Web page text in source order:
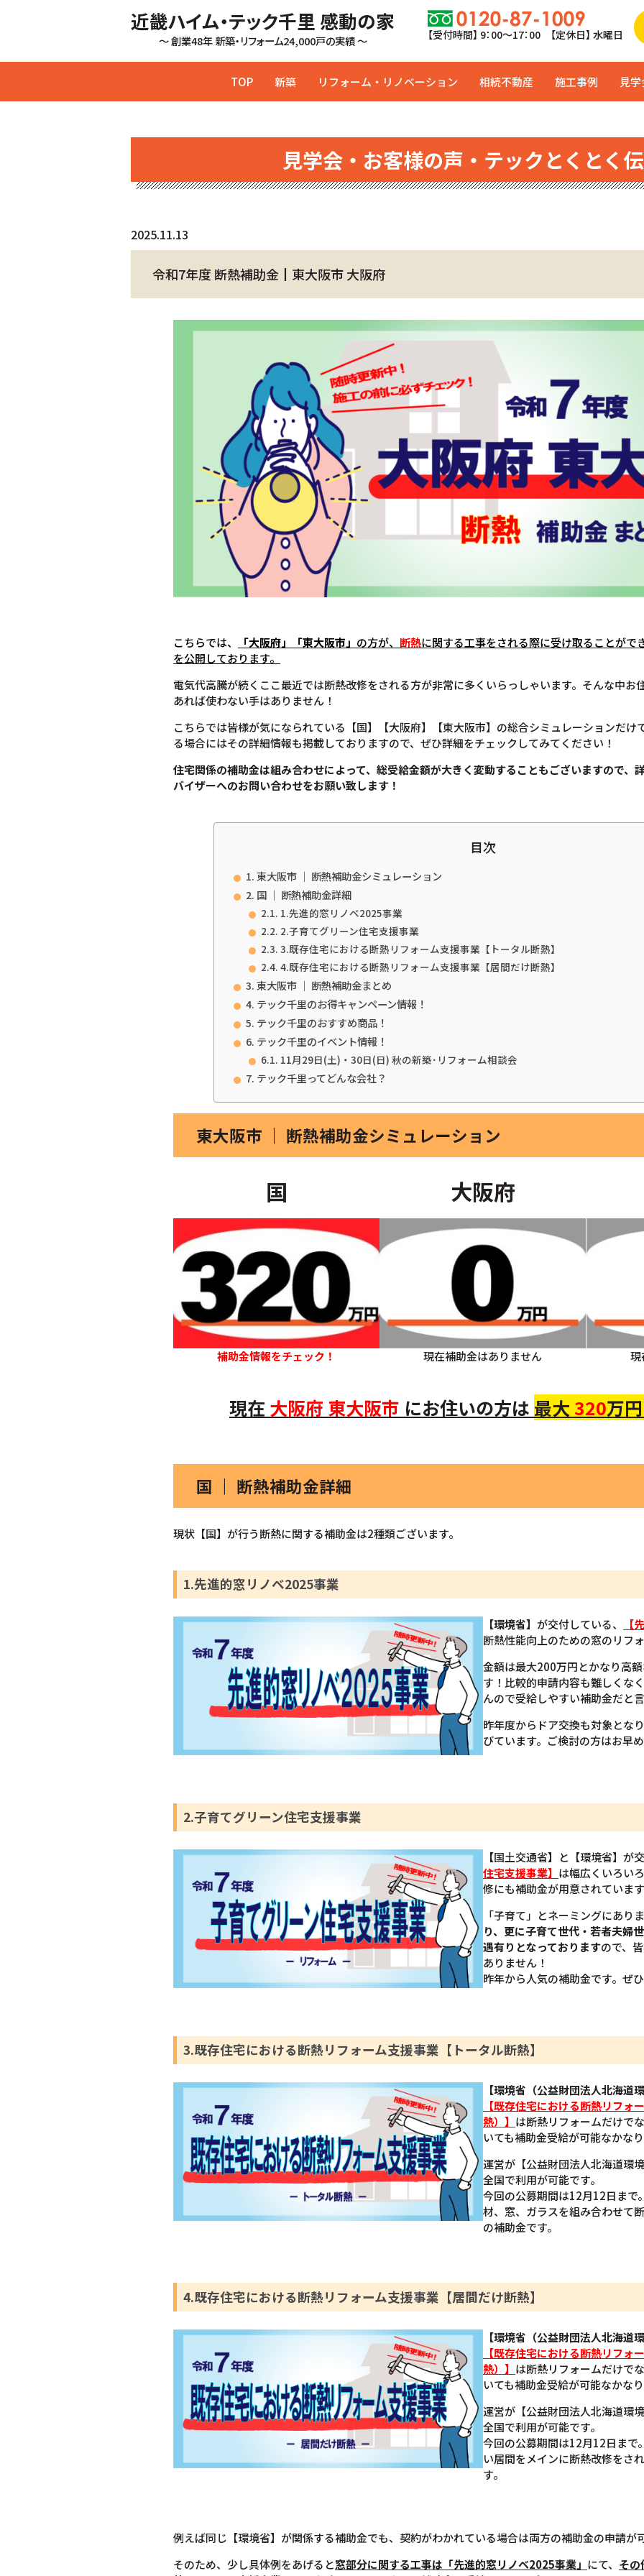
近畿ハイム・テック千里 感動の家
～ 創業48年 新築・リフォーム24,000戸の実績 ～ 【受付時間】 9：00〜17：00 【定休日】 水曜日
TOP 新築 リフォーム・リノベーション 相続不動産 施工事例 見
見学会・お客様の声・テックとくとく
2025.11.13
令和7年度 断熱補助金┃東大阪市 大阪府
こちらでは、 「大阪府」「東大阪市」 の方が、 断熱に関する工事をされる際に受け取ることがで
を公開しております。
電気代高騰が続くここ最近では断熱改修をされる方が非常に多くいらっしゃいます。そんな中お
あれば使わない手はありません！
こちらでは皆様が気になられている【国】【大阪府】【東大阪市】の総合シミュレーションだけ
る場合にはその詳細情報も掲載しておりますので、ぜひ詳細をチェックしてみてください！
住宅関係の補助金は組み合わせによって、総受給金額が大きく変動することもございますので、
バイザーへのお問い合わせをお願い致します！
目次
東大阪市 ｜ 断熱補助金シミュレーション
国 ｜ 断熱補助金詳細
1.先進的窓リノベ2025事業
2.子育てグリーン住宅支援事業
3.既存住宅における断熱リフォーム支援事業【トータル断熱】
4.既存住宅における断熱リフォーム支援事業【居間だけ断熱】
東大阪市 ｜ 断熱補助金まとめ
テック千里のお得キャンペーン情報！
テック千里のおすすめ商品！
テック千里のイベント情報！
11月29日(土)・30日(日) 秋の新築･リフォーム相談会
テック千里ってどんな会社？
東大阪市 ｜ 断熱補助金シミュレーション
国
補助金情報をチェック！
大阪府
現在補助金はありません 現
現在 大阪府 東大阪市 にお住いの方は 最大320万
国 ｜ 断熱補助金詳細
現状【国】が行う断熱に関する補助金は2種類ございます。
1.先進的窓リノベ2025事業
【環境省】 が交付している、
【
断熱性能向上のための窓のリフ
金額は最大200万円とかなり高
す！比較的申請内容も難しくな
んので受給しやすい補助金だと
昨年度からドア交換も対象とな
びています。ご検討の方はお早
2.子育てグリーン住宅支援事業
【国土交通省】
と【環境省】が
住宅支援事業】 は幅広くいろい
修にも補助金が用意されていま
「子育て」とネーミングにあり
り、更に子育て世代・若者夫婦
遇有りとなっておりますので、
ありません！
昨年から人気の補助金です。ぜ
3.既存住宅における断熱リフォーム支援事業【トータル断熱】
【環境省（公益財団法人北海道
【既存住宅における断熱リフォ
熱）】 は断熱リフォームだけで
いても補助金受給が可能なかな
運営が【公益財団法人北海道環
全国で利用が可能です。
今回の公募期間は12月12日まで
材、窓、ガラスを組み合わせて
の補助金です。
4.既存住宅における断熱リフォーム支援事業【居間だけ断熱】
【環境省（公益財団法人北海道
【既存住宅における断熱リフォ
熱）】 は断熱リフォームだけで
いても補助金受給が可能なかな
運営が【公益財団法人北海道環
全国で利用が可能です。
今回の公募期間は12月12日まで
い居間をメインに断熱改修をさ
す。
例えば同じ【環境省】が関係する補助金でも、契約がわかれている場合は両方の補助金の申請が
そのため、少し具体例をあげると窓部分に関する工事は「先進的窓リノベ2025事業」 にて、 その